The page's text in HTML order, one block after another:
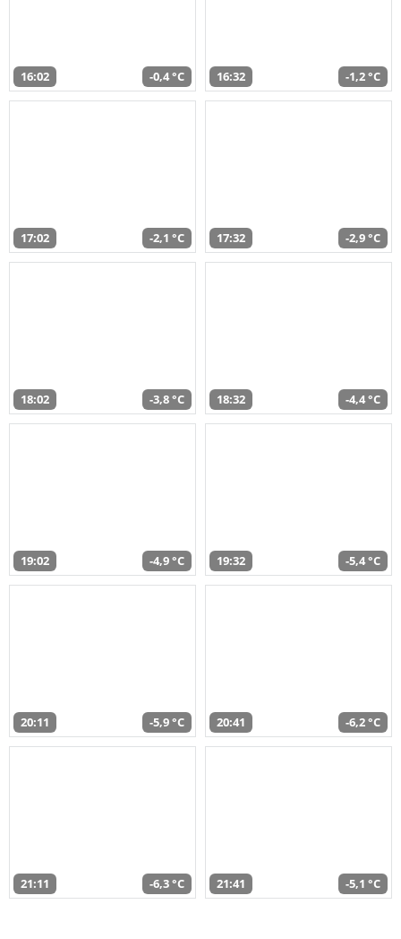
16:02 -0,4 °C 16:32 -1,2 °C
17:02 -2,1 °C 17:32 -2,9 °C
18:02 -3,8 °C 18:32 -4,4 °C
19:02 -4,9 °C 19:32 -5,4 °C
20:11 -5,9 °C 20:41 -6,2 °C
21:11 -6,3 °C 21:41 -5,1 °C